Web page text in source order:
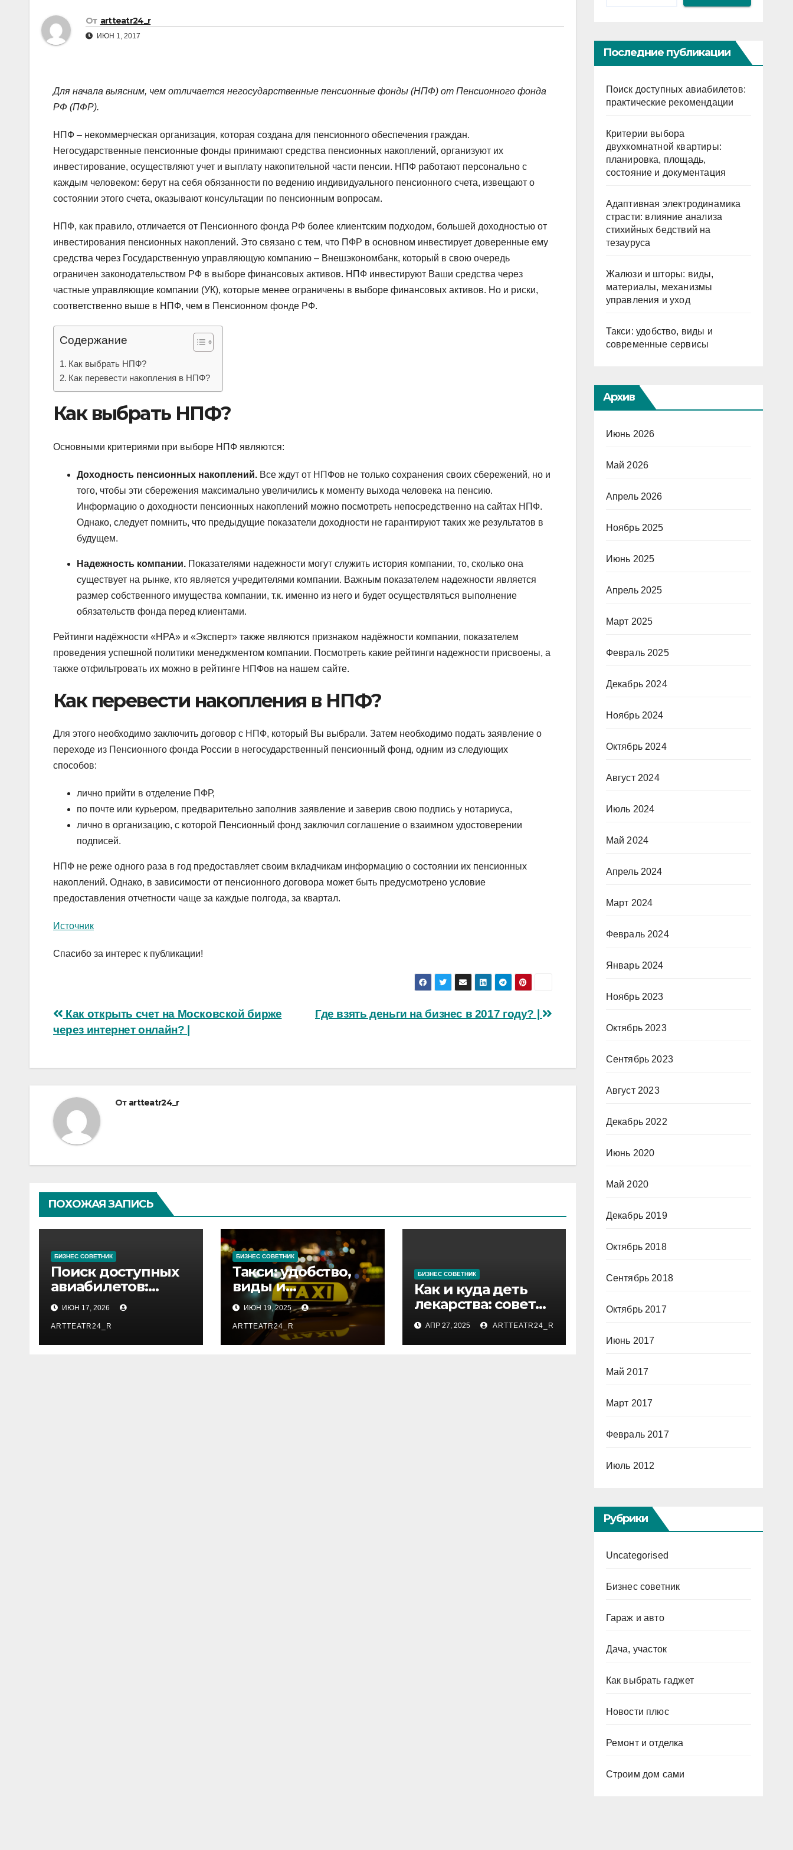
От artteatr24_r
ИЮН 1, 2017
Для начала выясним, чем отличается негосударственные пенсионные фонды (НПФ) от Пенсионного фонда
РФ (ПФР).
НПФ – некоммерческая организация, которая создана для пенсионного обеспечения граждан.
Негосударственные пенсионные фонды принимают средства пенсионных накоплений, организуют их
инвестирование, осуществляют учет и выплату накопительной части пенсии. НПФ работают персонально с
каждым человеком: берут на себя обязанности по ведению индивидуального пенсионного счета, извещают о
состоянии этого счета, оказывают консультации по пенсионным вопросам.
НПФ, как правило, отличается от Пенсионного фонда РФ более клиентским подходом, большей доходностью от
инвестирования пенсионных накоплений. Это связано с тем, что ПФР в основном инвестирует доверенные ему
средства через Государственную управляющую компанию – Внешэкономбанк, который в свою очередь
ограничен законодательством РФ в выборе финансовых активов. НПФ инвестируют Ваши средства через
частные управляющие компании (УК), которые менее ограничены в выборе финансовых активов. Но и риски,
соответственно выше в НПФ, чем в Пенсионном фонде РФ.
Содержание
Как выбрать НПФ?
Как перевести накопления в НПФ?
Как выбрать НПФ?
Основными критериями при выборе НПФ являются:
Доходность пенсионных накоплений. Все ждут от НПФов не только сохранения своих сбережений, но и
того, чтобы эти сбережения максимально увеличились к моменту выхода человека на пенсию.
Информацию о доходности пенсионных накоплений можно посмотреть непосредственно на сайтах НПФ.
Однако, следует помнить, что предыдущие показатели доходности не гарантируют таких же результатов в
будущем.
Надежность компании. Показателями надежности могут служить история компании, то, сколько она
существует на рынке, кто является учредителями компании. Важным показателем надежности является
размер собственного имущества компании, т.к. именно из него и будет осуществляться выполнение
обязательств фонда перед клиентами.
Рейтинги надёжности «НРА» и «Эксперт» также являются признаком надёжности компании, показателем
проведения успешной политики менеджментом компании. Посмотреть какие рейтинги надежности присвоены, а
также отфильтровать их можно в рейтинге НПФов на нашем сайте.
Как перевести накопления в НПФ?
Для этого необходимо заключить договор с НПФ, который Вы выбрали. Затем необходимо подать заявление о
переходе из Пенсионного фонда России в негосударственный пенсионный фонд, одним из следующих
способов:
лично прийти в отделение ПФР,
по почте или курьером, предварительно заполнив заявление и заверив свою подпись у нотариуса,
лично в организацию, с которой Пенсионный фонд заключил соглашение о взаимном удостоверении
подписей.
НПФ не реже одного раза в год предоставляет своим вкладчикам информацию о состоянии их пенсионных
накоплений. Однако, в зависимости от пенсионного договора может быть предусмотрено условие
предоставления отчетности чаще за каждые полгода, за квартал.
Источник
Спасибо за интерес к публикации!
Навигация
по
записям
Где взять деньги на бизнес в 2017 году? |
Как открыть счет на Московской бирже
через интернет онлайн? |
От artteatr24_r
ПОХОЖАЯ ЗАПИСЬ
БИЗНЕС СОВЕТНИК
Поиск доступных
авиабилетов:
практические
рекомендации
ИЮН 17, 2026
ARTTEATR24_R
БИЗНЕС СОВЕТНИК
Такси: удобство,
виды и
современные
сервисы
ИЮН 19, 2025
ARTTEATR24_R
БИЗНЕС СОВЕТНИК
Как и куда деть
лекарства: советы
по утилизации
АПР 27, 2025 ARTTEATR24_R
Последние публикации
Поиск доступных авиабилетов:
практические рекомендации
Критерии выбора
двухкомнатной квартиры:
планировка, площадь,
состояние и документация
Адаптивная электродинамика
страсти: влияние анализа
стихийных бедствий на
тезауруса
Жалюзи и шторы: виды,
материалы, механизмы
управления и уход
Такси: удобство, виды и
современные сервисы
Архив
Июнь 2026
Май 2026
Апрель 2026
Ноябрь 2025
Июнь 2025
Апрель 2025
Март 2025
Февраль 2025
Декабрь 2024
Ноябрь 2024
Октябрь 2024
Август 2024
Июль 2024
Май 2024
Апрель 2024
Март 2024
Февраль 2024
Январь 2024
Ноябрь 2023
Октябрь 2023
Сентябрь 2023
Август 2023
Декабрь 2022
Июнь 2020
Май 2020
Декабрь 2019
Октябрь 2018
Сентябрь 2018
Октябрь 2017
Июнь 2017
Май 2017
Март 2017
Февраль 2017
Июль 2012
Рубрики
Uncategorised
Бизнес советник
Гараж и авто
Дача, участок
Как выбрать гаджет
Новости плюс
Ремонт и отделка
Строим дом сами